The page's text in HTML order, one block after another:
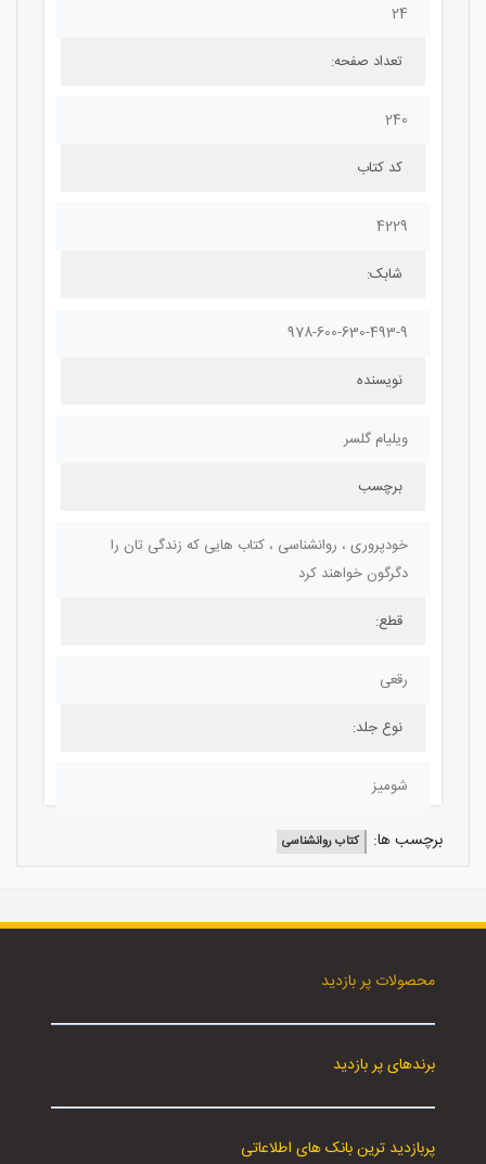
24
تعداد صفحه:
240
کد کتاب
4229
شابک:
978-600-630-493-9
نویسنده
ویلیام گلسر
برچسب
خودپروری ، روانشناسی ، کتاب هایی که زندگی تان را
دگرگون خواهند کرد
قطع:
رقعی
نوع جلد:
شومیز
برچسب ها: کتاب روانشناسی
محصولات پر بازدید
برندهای پر بازدید
پربازدید ترین بانک های اطلاعاتی